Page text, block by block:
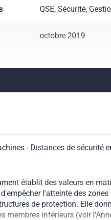
les zones
zone
rayonnements
concernant
membres
structures de
QSE, Sécurité,
octobre 2019
ISO 13857:2019
1
- Distances de sécurité
établit des valeurs en
l'atteinte des
de protection. Elle
membres inférieurs (voir